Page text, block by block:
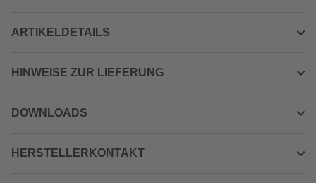
ARTIKELDETAILS
HINWEISE ZUR LIEFERUNG
DOWNLOADS
HERSTELLERKONTAKT